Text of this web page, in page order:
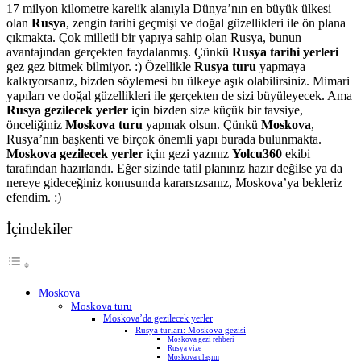
17 milyon kilometre karelik alanıyla Dünya’nın en büyük ülkesi
olan Rusya, zengin tarihi geçmişi ve doğal güzellikleri ile ön plana
çıkmakta. Çok milletli bir yapıya sahip olan Rusya, bunun
avantajından gerçekten faydalanmış. Çünkü Rusya tarihi yerleri
gez gez bitmek bilmiyor. :) Özellikle Rusya turu yapmaya
kalkıyorsanız, bizden söylemesi bu ülkeye aşık olabilirsiniz. Mimari
yapıları ve doğal güzellikleri ile gerçekten de sizi büyüleyecek. Ama
Rusya gezilecek yerler için bizden size küçük bir tavsiye,
önceliğiniz Moskova turu yapmak olsun. Çünkü Moskova,
Rusya’nın başkenti ve birçok önemli yapı burada bulunmakta.
Moskova gezilecek yerler için gezi yazınız Yolcu360 ekibi
tarafından hazırlandı. Eğer sizinde tatil planınız hazır değilse ya da
nereye gideceğiniz konusunda kararsızsanız, Moskova’ya bekleriz
efendim. :)
İçindekiler
Moskova
Moskova turu
Moskova’da gezilecek yerler
Rusya turları: Moskova gezisi
Moskova gezi rehberi
Rusya vize
Moskova ulaşım